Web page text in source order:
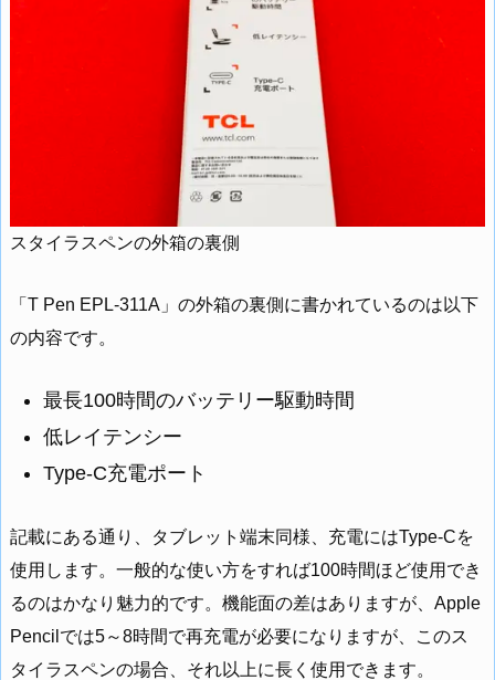
スタイラスペンの外箱の裏側
「T Pen EPL-311A」の外箱の裏側に書かれているのは以下
の内容です。
最長100時間のバッテリー駆動時間
低レイテンシー
Type-C充電ポート
記載にある通り、タブレット端末同様、充電にはType-Cを
使用します。一般的な使い方をすれば100時間ほど使用でき
るのはかなり魅力的です。機能面の差はありますが、Apple
Pencilでは5～8時間で再充電が必要になりますが、このス
タイラスペンの場合、それ以上に長く使用できます。